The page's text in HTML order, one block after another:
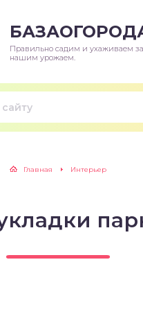
Правильно садим и ухаживаем за
нашим урожаем.
Главная Интерьер